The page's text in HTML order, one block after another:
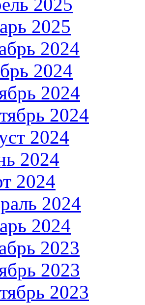
2025
2024
2024
2024
2024
2024
2024
2024
2024
2024
2023
2023
2023